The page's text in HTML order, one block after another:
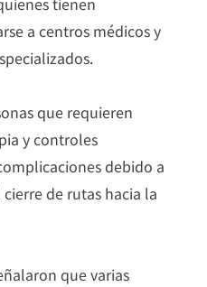
a centros médicos y
que requieren
y controles
debido a
de rutas hacia la
que varias